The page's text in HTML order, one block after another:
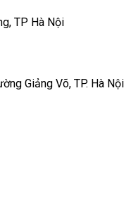
TP Hà Nội
Giảng Võ, TP. Hà Nội